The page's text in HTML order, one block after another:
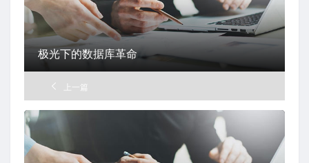
极光下的数据库革命
上一篇